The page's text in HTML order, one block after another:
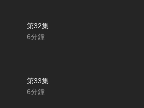
第32集
6分鐘
第33集
6分鐘